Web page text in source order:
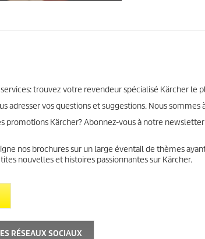
trouvez votre revendeur spécialisé Kärcher le
adresser vos questions et suggestions. Nous sommes
promotions Kärcher? Abonnez-vous à notre
nos brochures sur un large éventail de thèmes
nouvelles et histoires passionnantes sur Kärcher.
RÉSEAUX SOCIAUX